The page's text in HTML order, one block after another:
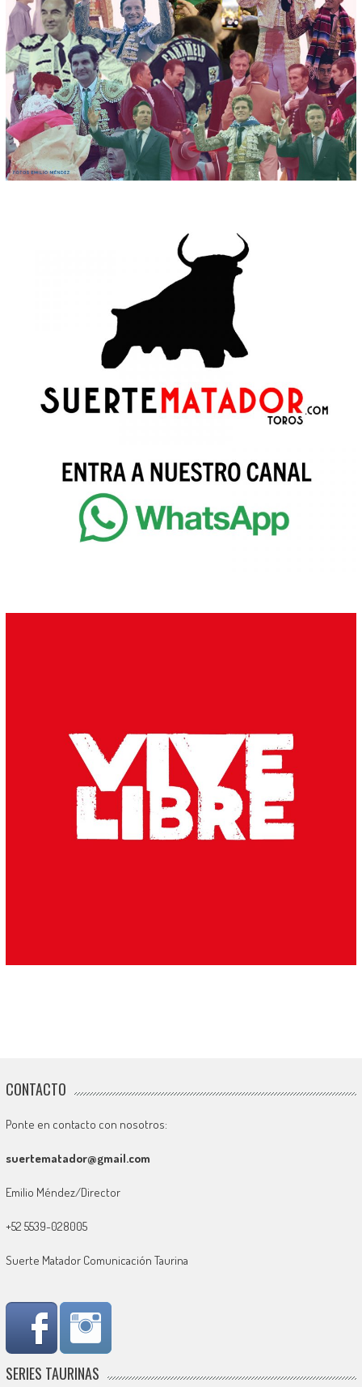
CONTACTO
Ponte en contacto con nosotros:
suertematador@gmail.com
Emilio Méndez/Director
+52 5539-028005
Suerte Matador Comunicación Taurina
SERIES TAURINAS